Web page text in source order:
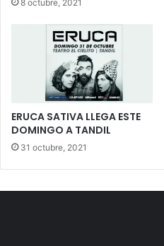
8 octubre, 2021
ERUCA SATIVA LLEGA ESTE
DOMINGO A TANDIL
31 octubre, 2021